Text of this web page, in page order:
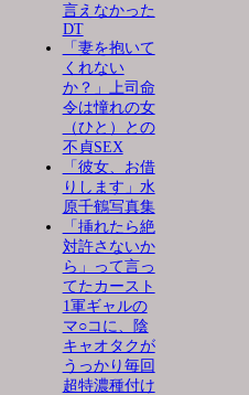
言えなかった
DT
「妻を抱いて
くれない
か？」上司命
令は憧れの女
（ひと）との
不貞SEX
「彼女、お借
りします」水
原千鶴写真集
「挿れたら絶
対許さないか
ら」って言っ
てたカースト
1軍ギャルの
マ○コに、陰
キャオタクが
うっかり毎回
超特濃種付け